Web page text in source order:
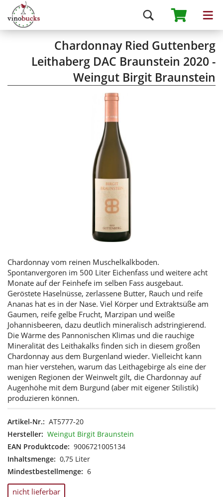
Chardonnay Ried Guttenberg
Leithaberg DAC Braunstein 2020 -
Weingut Birgit Braunstein
Chardonnay vom reinen Muschelkalkboden.
Spontanvergoren im 500 Liter Eichenfass und weitere acht
Monate auf der Feinhefe im selben Fass ausgebaut.
Geröstete Haselnüsse, zerlassene Butter, Rauch und reife
Ananas hat es in der Nase. Viel Körper und Extraktsüße am
Gaumen, reife gelbe Frucht, Marzipan und weiße
Johannisbeeren, dazu deutlich mineralisch adstringierend.
Die Wärme des Pannonischen Klimas und die rauchige
Mineralität des Leithakalks finden sich in diesem großen
Chardonnay aus dem Burgenland wieder. Vielleicht kann
man hier verstehen, warum das Leithagebirge als eine der
wenigen Regionen der Weinwelt gilt, die Chardonnay auf
Augenhöhe mit dem Burgund (aber mit eigener Stilistik)
produzieren können.
Artikel-Nr.: AT5777-20
Hersteller: Weingut Birgit Braunstein
EAN Produktcode: 9006721005134
Inhaltsmenge: 0,75 Liter
Mindestbestellmenge: 6
nicht lieferbar